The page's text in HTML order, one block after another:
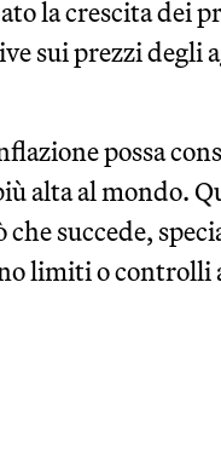
la crescita dei
sui prezzi degli
possa
alta al mondo.
succede,
limiti o controlli